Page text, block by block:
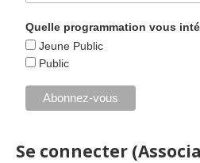
Quelle programmation vous
Jeune Public
Public
Se connecter